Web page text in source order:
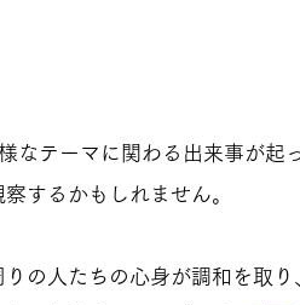
なテーマに関わる出来事が起
するかもしれません。
りの人たちの心身が調和を取